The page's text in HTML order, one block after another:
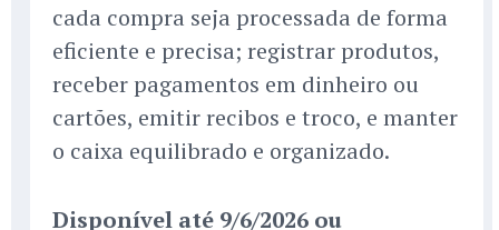
cada compra seja processada de forma
eficiente e precisa; registrar produtos,
receber pagamentos em dinheiro ou
cartões, emitir recibos e troco, e manter
o caixa equilibrado e organizado.
Disponível até 9/6/2026 ou